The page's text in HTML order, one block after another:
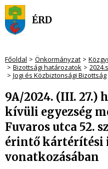
Főoldal Önkormányzat
Bizottsági határozatok
Jogi és Közbiztonsági Bizottság
9A/2024. (III. 27.)
kívüli egyezség
Fuvaros utca 52.
érintő kártérítési
vonatkozásában